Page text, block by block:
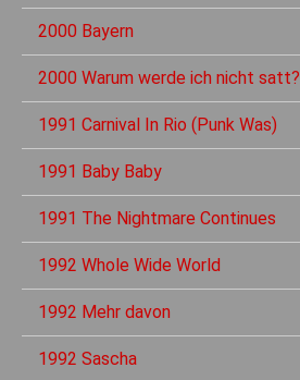
2000 Bayern
2000 Warum werde ich nicht satt?
1991 Carnival In Rio (Punk Was)
1991 Baby Baby
1991 The Nightmare Continues
1992 Whole Wide World
1992 Mehr davon
1992 Sascha